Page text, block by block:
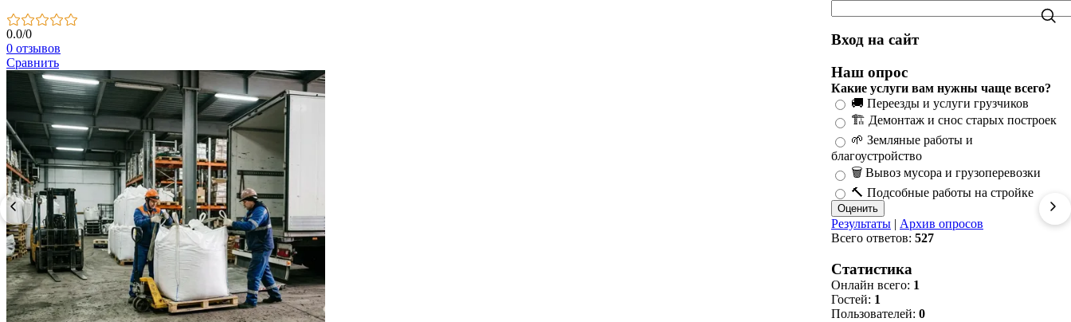
0.0/0
0 отзывов
Сравнить
Вход на сайт
Наш опрос
Какие услуги вам нужны чаще всего?
🚚 Переезды и услуги грузчиков
🏗️ Демонтаж и снос старых построек
🌱 Земляные работы и
благоустройство
🗑️ Вывоз мусора и грузоперевозки
🔨 Подсобные работы на стройке
Результаты | Архив опросов
Всего ответов: 527
Статистика
Онлайн всего: 1
Гостей: 1
Пользователей: 0